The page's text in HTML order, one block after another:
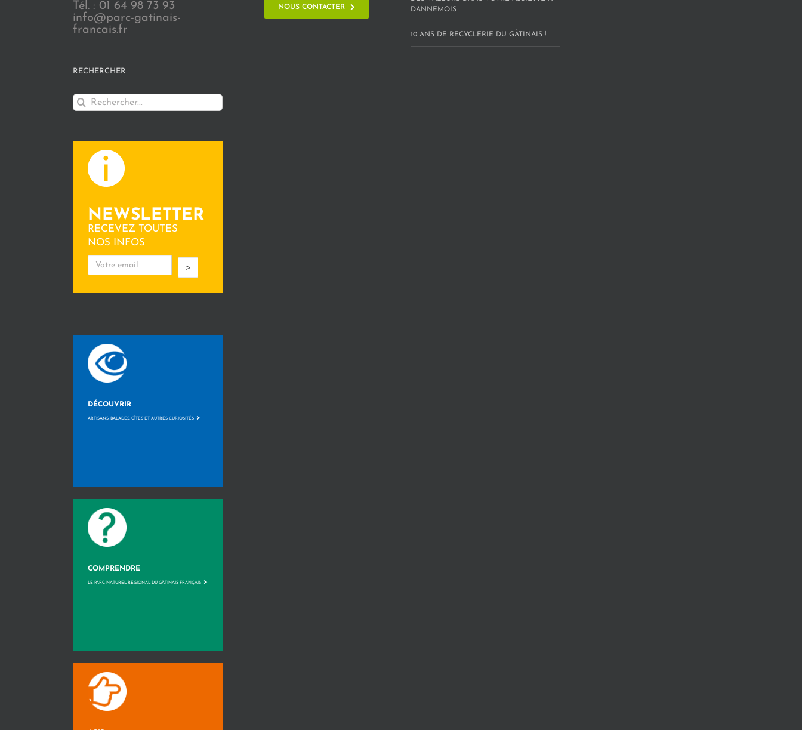
Tél. : 01 64 98 73 93
info@parc-gatinais-
francais.fr
RECHERCHER
Rechercher:
NEWSLETTER
RECEVEZ TOUTES
NOS INFOS
>
DÉCOUVRIR
ARTISANS, BALADES, GÎTES ET AUTRES CURIOSITÉS >
COMPRENDRE
LE PARC NATUREL RÉGIONAL DU GÂTINAIS FRANÇAIS >
NOUS CONTACTER
DANNEMOIS
10 ANS DE RECYCLERIE DU GÂTINAIS !